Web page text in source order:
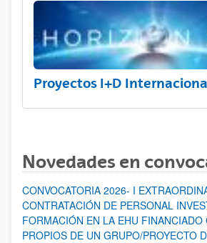
Proyectos I+D
Novedades en
CONVOCATORIA 2026- I
CONTRATACIÓN DE PERSONAL
FORMACIÓN EN LA EHU FINANCIADO
PROPIOS DE UN GRUPO/PROYECTO